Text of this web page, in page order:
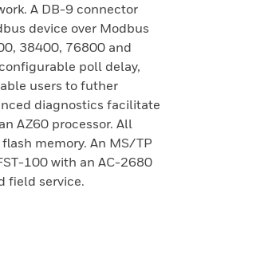
A DB-9 connector
device over Modbus
38400, 76800 and
poll delay,
users to futher
diagnostics facilitate
AZ60 processor. All
memory. An MS/TP
100 with an AC-2680
field service.